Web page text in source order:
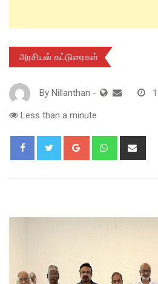
அரசியல் கட்டுரைகள்
By Nillanthan -
Less than a minute
Google+ Whatsapp